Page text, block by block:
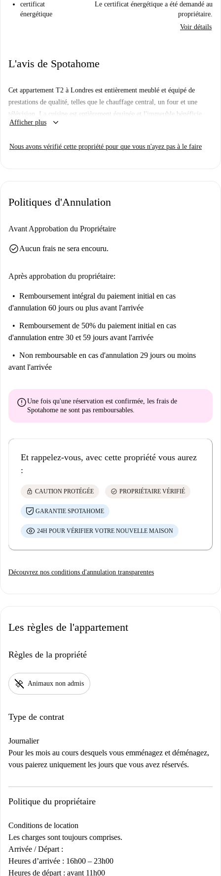
certificat
énergétique
Le certificat énergétique a été demandé au
propriétaire.
Voir détails
L'avis de Spotahome
Cet appartement T2 à Londres est entièrement meublé et équipé de
prestations de qualité, telles que le chauffage central, un four et une
télévision. La cuisine est entièrement équipée et l'immeuble bénéficie
d'un ascenseur. Le Wi-Fi et toutes les charges (électricité, gaz et eau)
Spotahome.
pleinement des richesses culturelles et historiques environnantes et vivre
y installer.
Afficher plus keyboard_arrow_down
Nous avons vérifié cette propriété pour que vous n'ayez pas à le faire
Politiques d'Annulation
Avant Approbation du Propriétaire
check_circleAucun frais ne sera encouru.
Après approbation du propriétaire:
Remboursement intégral du paiement initial en cas
d'annulation 60 jours ou plus avant l'arrivée
Remboursement de 50% du paiement initial en cas
d'annulation entre 30 et 59 jours avant l'arrivée
Non remboursable en cas d'annulation 29 jours ou moins
avant l'arrivée
errorUne fois qu'une réservation est confirmée, les frais de
Spotahome ne sont pas remboursables.
Et rappelez-vous, avec cette propriété vous aurez
:
lock CAUTION PROTÉGÉE check_circle PROPRIÉTAIRE VÉRIFIÉ
GARANTIE SPOTAHOME
24H POUR VÉRIFIER VOTRE NOUVELLE MAISON
Découvrez nos conditions d'annulation transparentes
Les règles de l'appartement
Règles de la propriété
pet_supplies Animaux non admis
Type de contrat
Journalier
Pour les mois au cours desquels vous emménagez et déménagez,
vous paierez uniquement les jours que vous avez réservés.
Politique du propriétaire
Conditions de location
Les charges sont toujours comprises.
Arrivée / Départ :
Heures d’arrivée : 16h00 – 23h00
Heures de départ : avant 11h00